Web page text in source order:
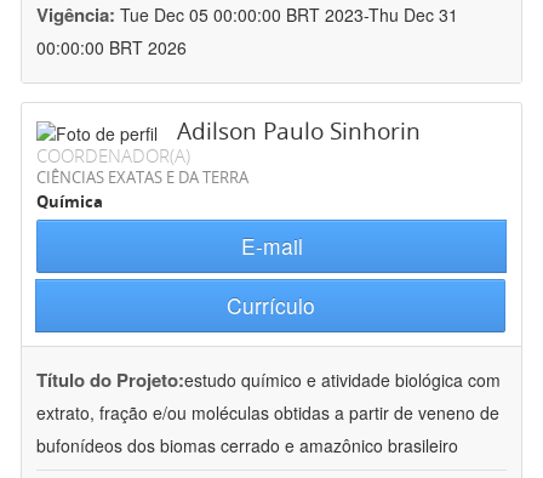
Vigência: Tue Dec 05 00:00:00 BRT 2023-Thu Dec 31
00:00:00 BRT 2026
Adilson Paulo Sinhorin
COORDENADOR(A)
CIÊNCIAS EXATAS E DA TERRA
Química
E-mail
Currículo
Título do Projeto:estudo químico e atividade biológica com
extrato, fração e/ou moléculas obtidas a partir de veneno de
bufonídeos dos biomas cerrado e amazônico brasileiro